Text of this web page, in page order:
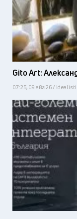
Gito Art:
07:25, 09 авг 26 / Idealisti